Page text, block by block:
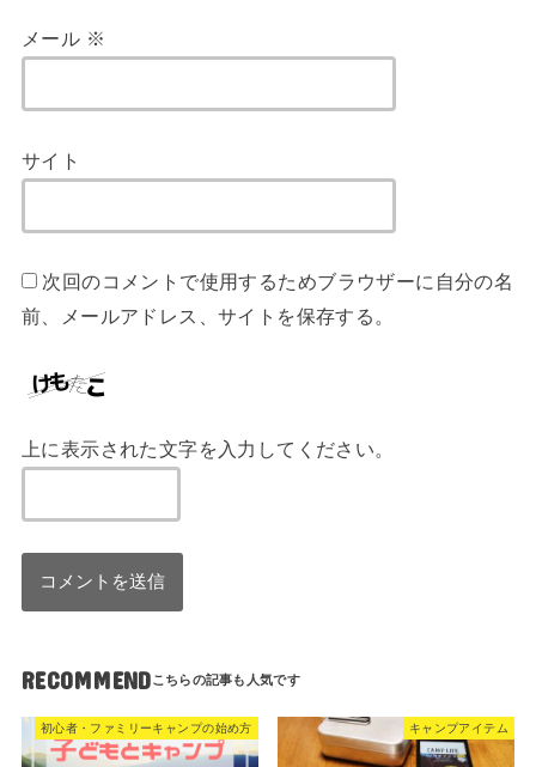
メール ※
サイト
次回のコメントで使用するためブラウザーに自分の名
前、メールアドレス、サイトを保存する。
上に表示された文字を入力してください。
RECOMMEND
初心者・ファミリーキャンプの始め方 キャンプアイテム